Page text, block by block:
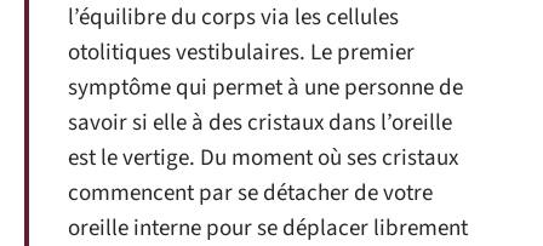
l’équilibre du corps via les cellules
otolitiques vestibulaires. Le premier
symptôme qui permet à une personne de
savoir si elle à des cristaux dans l’oreille
est le vertige. Du moment où ses cristaux
commencent par se détacher de votre
oreille interne pour se déplacer librement